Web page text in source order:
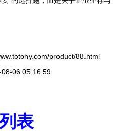
product/88.html
06 05:16:59
表